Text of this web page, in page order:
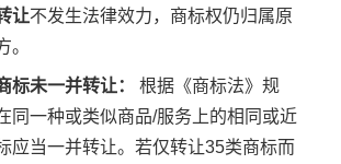
让不发生法律效力，商标权仍归属原
。
标未一并转让：
根据《商标法》规
同一种或类似商品/服务上的相同或近
应当一并转让。若仅转让35类商标而